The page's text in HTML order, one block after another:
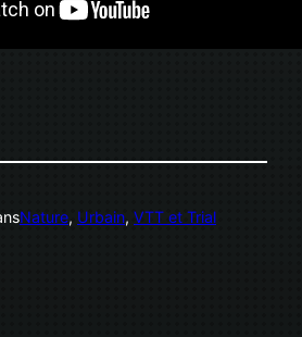
Nature, Urbain, VTT et Trial